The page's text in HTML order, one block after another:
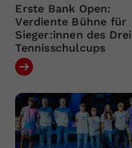
Erste Bank Open:
Verdiente Bühne für
Sieger:innen des Drei
Tennisschulcups